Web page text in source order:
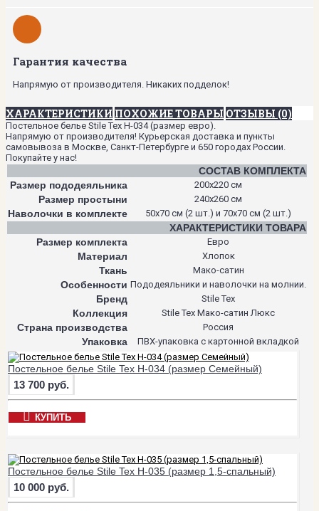
Гарантия качества
Напрямую от производителя. Никаких подделок!
ХАРАКТЕРИСТИКИ ПОХОЖИЕ ТОВАРЫ ОТЗЫВЫ (0)
Постельное белье Stile Tex H-034 (размер евро).
Напрямую от производителя! Курьерская доставка и пункты
самовывоза в Москве, Санкт-Петербурге и 650 городах России.
Покупайте у нас!
СОСТАВ КОМПЛЕКТА
Размер пододеяльника
200х220 см
Размер простыни 240х260 см
Наволочки в комплекте 50х70 см (2 шт.) и 70х70 см (2 шт.)
ХАРАКТЕРИСТИКИ ТОВАРА
Размер комплекта
Евро
Материал Хлопок
Ткань Мако-сатин
Особенности Пододеяльники и наволочки на молнии.
Бренд Stile Tex
Коллекция Stile Tex Мако-сатин Люкс
Страна производства Россия
Упаковка ПВХ-упаковка с картонной вкладкой
Постельное белье Stile Tex H-034 (размер Семейный)
13 700 руб.
КУПИТЬ
Постельное белье Stile Tex H-035 (размер 1,5-спальный)
10 000 руб.